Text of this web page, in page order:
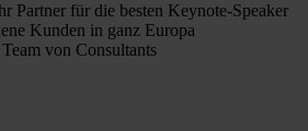
Partner für die besten Keynote-Speaker
Kunden in ganz Europa
von Consultants